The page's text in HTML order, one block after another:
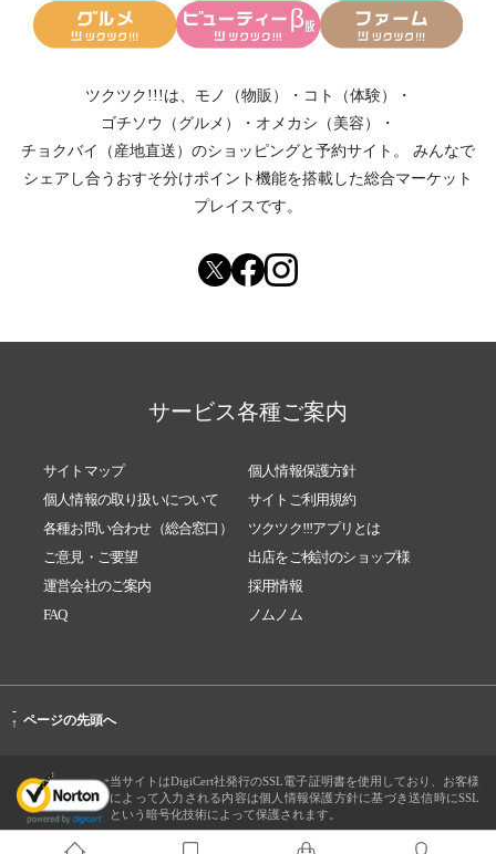
ツクツク!!!は、 モノ（物販） ・ コト（体験）
・
ゴチソウ（グルメ）
・ オメカシ（美容）
・
チョクバイ（産地直送） のショッピングと予約サイト。
みんなで
シェアし合う おすそ分けポイント機能を搭載した総合マーケット
プレイスです。
サービス各種ご案内
サイトマップ
個人情報保護方針
個人情報の取り扱いについて
サイトご利用規約
各種お問い合わせ（総合窓口）
ツクツク!!!アプリとは
ご意見・ご要望
出店をご検討のショップ様
運営会社のご案内
採用情報
FAQ
ノムノム
-
↑ ページの先頭へ
当サイトはDigiCert社発行のSSL電子証明書を使用しており、お客様
によって入力される内容は個人情報保護方針に基づき送信時にSSL
という暗号化技術によって保護されます。